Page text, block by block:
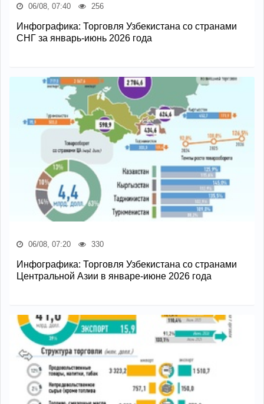
06/08, 07:40 256
Инфографика: Торговля Узбекистана со странами
СНГ за январь-июнь 2026 года
06/08, 07:20 330
Инфографика: Торговля Узбекистана со странами
Центральной Азии в январе-июне 2026 года